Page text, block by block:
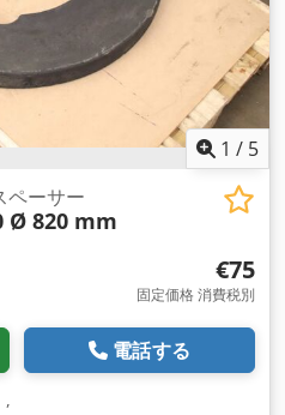
1 / 5
ペーサー
Ø 820 mm
€75
固定価格 消費税別
電話する
,